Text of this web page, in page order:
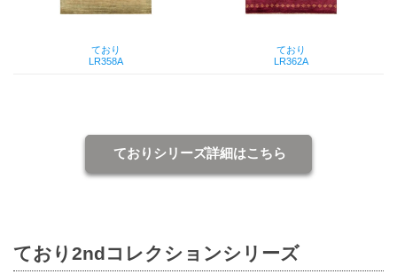
ており
LR358A
ており
LR362A
ておりシリーズ詳細はこちら
ており2ndコレクションシリーズ